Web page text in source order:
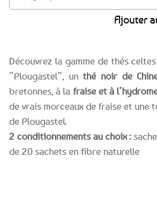
Découvrez la gamme de thés
“Plougastel”, unthé noir de
bretonnes, à la fraise et à
de vrais morceaux de fraise et une
de Plougastel.
2 conditionnements au choix :
de 20 sachets en fibre naturelle
Ajouter